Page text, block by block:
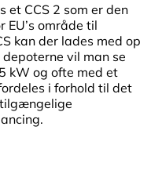
et CCS 2 som er den
område til
kan der lades med op
vil man se
kW og ofte med et
i forhold til det